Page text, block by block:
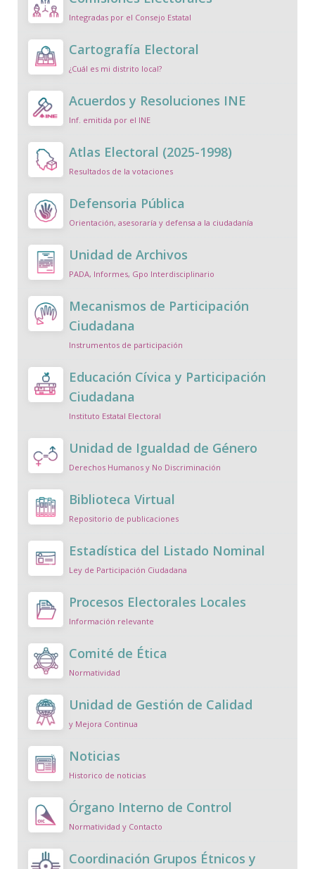
Integradas por el Consejo Estatal
Cartografía Electoral
¿Cuál es mi distrito local?
Acuerdos y Resoluciones INE
Inf. emitida por el INE
Atlas Electoral (2025-1998)
Resultados de la votaciones
Defensoria Pública
Orientación, asesoraría y defensa a la ciudadanía
Unidad de Archivos
PADA, Informes, Gpo Interdisciplinario
Mecanismos de Participación
Ciudadana
Instrumentos de participación
Educación Cívica y Participación
Ciudadana
Instituto Estatal Electoral
Unidad de Igualdad de Género
Derechos Humanos y No Discriminación
Biblioteca Virtual
Repositorio de publicaciones
Estadística del Listado Nominal
Ley de Participación Ciudadana
Procesos Electorales Locales
Información relevante
Comité de Ética
Normatividad
Unidad de Gestión de Calidad
y Mejora Continua
Noticias
Historico de noticias
Órgano Interno de Control
Normatividad y Contacto
Coordinación Grupos Étnicos y